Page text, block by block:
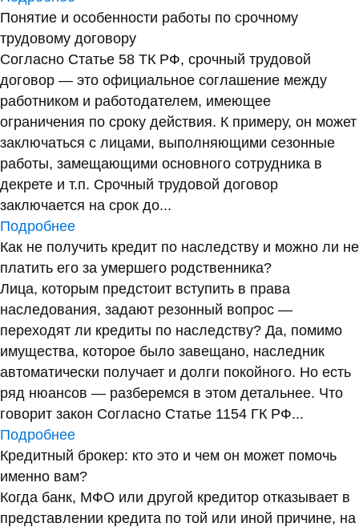
Понятие и особенности работы по срочному
трудовому договору
Согласно Статье 58 ТК РФ, срочный трудовой
договор — это официальное соглашение между
работником и работодателем, имеющее
ограничения по сроку действия. К примеру, он может
заключаться с лицами, выполняющими сезонные
работы, замещающими основного сотрудника в
декрете и т.п. Срочный трудовой договор
заключается на срок до...
Подробнее
Как не получить кредит по наследству и можно ли не
платить его за умершего родственника?
Лица, которым предстоит вступить в права
наследования, задают резонный вопрос —
переходят ли кредиты по наследству? Да, помимо
имущества, которое было завещано, наследник
автоматически получает и долги покойного. Но есть
ряд нюансов — разберемся в этом детальнее. Что
говорит закон Согласно Статье 1154 ГК РФ...
Подробнее
Кредитный брокер: кто это и чем он может помочь
именно вам?
Когда банк, МФО или другой кредитор отказывает в
представлении кредита по той или иной причине, на